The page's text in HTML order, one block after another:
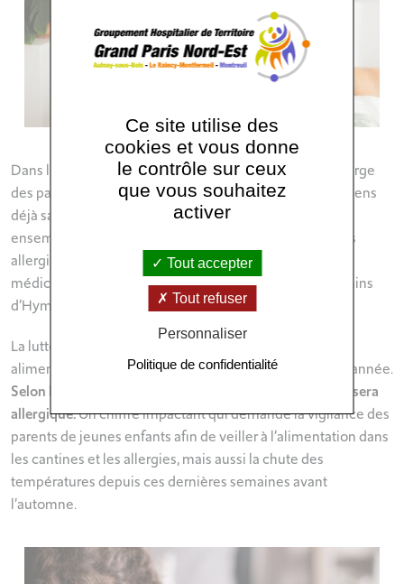
Dans les nouveaux locaux plus spacieux, la prise en charge
des patients est plus adaptée au vue des hôpitaux parisiens
déjà saturés. Aussi, l’unité lutte chaque jour contre un
ensemble de pathologies : “Nous prenons en charge les
allergies respiratoires, alimentaires, cutanées,
médicamenteuses mais aussi les allergies liées aux venins
d’Hyménoptère.”
confirme la cheffe de service.
La lutte contre la hausse des allergies respiratoires et
alimentaires est encore plus importante à ce stade de l’année.
Selon l’OMS, en 2050, 50 % de la population mondiale sera
allergique.Un chiffre impactant qui demande la vigilance des
parents de jeunes enfants afin de veiller à l’alimentation dans
les cantines et les allergies, mais aussi la chute des
températures depuis ces dernières semaines avant
l’automne.
Ce site utilise des
cookies et vous donne
le contrôle sur ceux
que vous souhaitez
activer
Tout accepter
Tout refuser
Personnaliser
Politique de confidentialité